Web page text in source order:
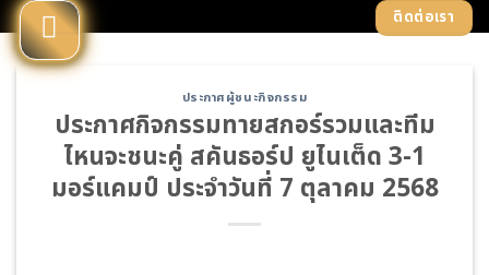
Skip
to
content
ติดต่อเรา
ประกาศผู้ชนะกิจกรรม
ประกาศกิจกรรมทายสกอร์รวมและทีม
ไหนจะชนะคู่ สคันธอร์ป ยูไนเต็ด 3-1
มอร์แคมป์ ประจำวันที่ 7 ตุลาคม 2568